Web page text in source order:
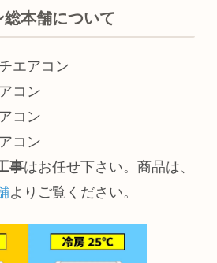
総本舗について
エアコン
コン
コン
コン
事はお任せ下さい。商品は、
よりご覧ください。